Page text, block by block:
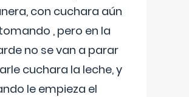
con cuchara aún
, pero en la
no se van a parar
cuchara la leche, y
le empieza el